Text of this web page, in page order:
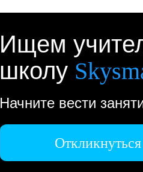
Ищем
школу
Начните вести
Откликнуться